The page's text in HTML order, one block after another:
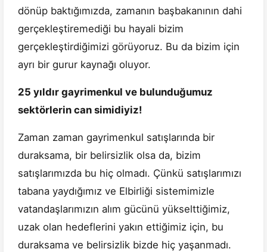
dönüp baktığımızda, zamanın başbakanının dahi
gerçekleştiremediği bu hayali bizim
gerçekleştirdiğimizi görüyoruz. Bu da bizim için
ayrı bir gurur kaynağı oluyor.
25 yıldır gayrimenkul ve bulunduğumuz
sektörlerin can simidiyiz!
Zaman zaman gayrimenkul satışlarında bir
duraksama, bir belirsizlik olsa da, bizim
satışlarımızda bu hiç olmadı. Çünkü satışlarımızı
tabana yaydığımız ve Elbirliği sistemimizle
vatandaşlarımızın alım gücünü yükselttiğimiz,
uzak olan hedeflerini yakın ettiğimiz için, bu
duraksama ve belirsizlik bizde hiç yaşanmadı.